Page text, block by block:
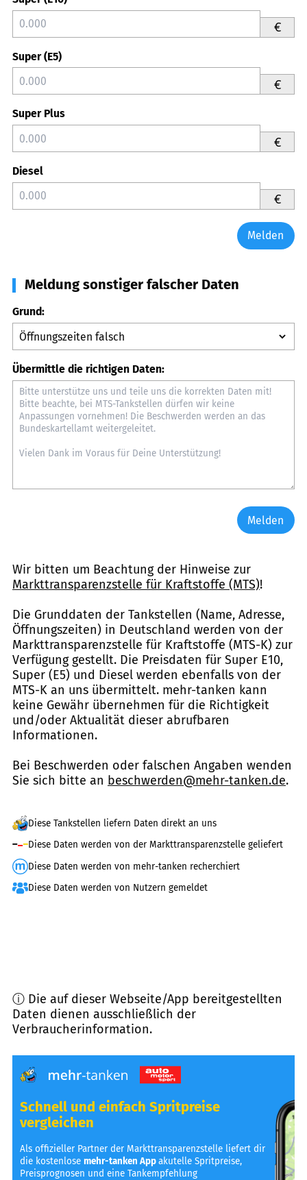
€
Super (E5)
€
Super Plus
€
Diesel
€
Melden
Meldung sonstiger falscher Daten
Grund:
Übermittle die richtigen Daten:
Melden
Wir bitten um Beachtung der Hinweise zur
Markttransparenzstelle für Kraftstoffe (MTS)!
Die Grunddaten der Tankstellen (Name, Adresse,
Öffnungszeiten) in Deutschland werden von der
Markttransparenzstelle für Kraftstoffe (MTS-K) zur
Verfügung gestellt. Die Preisdaten für Super E10,
Super (E5) und Diesel werden ebenfalls von der
MTS-K an uns übermittelt. mehr-tanken kann
keine Gewähr übernehmen für die Richtigkeit
und/oder Aktualität dieser abrufbaren
Informationen.
Bei Beschwerden oder falschen Angaben wenden
Sie sich bitte an beschwerden@mehr-tanken.de.
Diese Tankstellen liefern Daten direkt an uns
Diese Daten werden von der Markttransparenzstelle geliefert
Diese Daten werden von mehr-tanken recherchiert
Diese Daten werden von Nutzern gemeldet
ⓘ Die auf dieser Webseite/App bereitgestellten
Daten dienen ausschließlich der
Verbraucherinformation.
Schnell und einfach Spritpreise
vergleichen
Als offizieller Partner der Markttransparenzstelle liefert dir
die kostenlosemehr-tanken Appakutelle Spritpreise,
Preisprognosen und eine Tankempfehlung